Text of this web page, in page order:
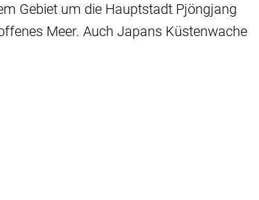
Gebiet um die Hauptstadt Pjöngjang
Meer. Auch Japans Küstenwache